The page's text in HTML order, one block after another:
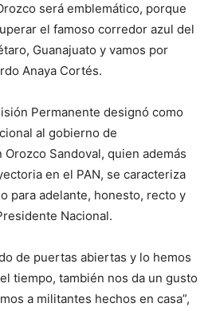
será emblemático, porque
el famoso corredor azul del
Guanajuato y vamos por
Anaya Cortés.
Permanente designó como
al gobierno de
Sandoval, quien además
en el PAN, se caracteriza
para adelante, honesto, recto y
Nacional.
de puertas abiertas y lo hemos
tiempo, también nos da un gusto
a militantes hechos en casa”,